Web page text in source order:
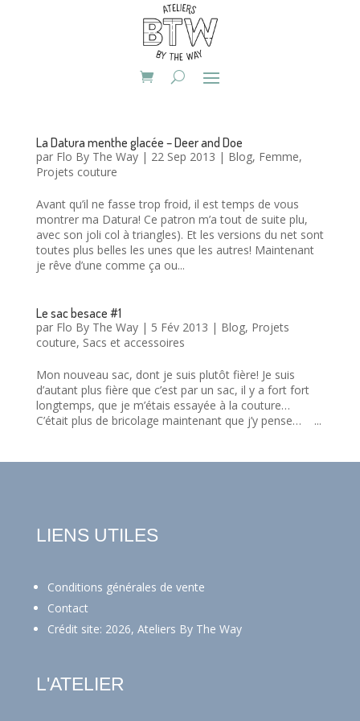
La Datura menthe glacée – Deer and Doe
par Flo By The Way| 22 Sep 2013 | Blog, Femme,
Projets couture
Avant qu’il ne fasse trop froid, il est temps de vous
montrer ma Datura! Ce patron m’a tout de suite plu,
avec son joli col à triangles). Et les versions du net sont
toutes plus belles les unes que les autres! Maintenant
je rêve d’une comme ça ou...
Le sac besace #1
par Flo By The Way| 5 Fév 2013 | Blog, Projets
couture, Sacs et accessoires
Mon nouveau sac, dont je suis plutôt fière! Je suis
d’autant plus fière que c’est par un sac, il y a fort fort
longtemps, que je m’étais essayée à la couture…
C’était plus de bricolage maintenant que j’y pense… ...
LIENS UTILES
Conditions générales de vente
Contact
Crédit site: 2026, Ateliers By The Way
L'ATELIER